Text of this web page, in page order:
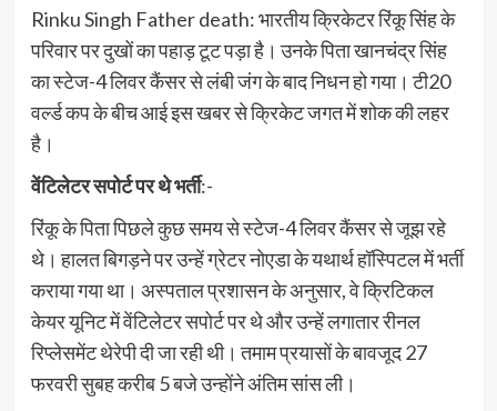
Rinku Singh Father death: भारतीय क्रिकेटर र‍िंकू सिंह के
परिवार पर दुखों का पहाड़ टूट पड़ा है। उनके पिता खानचंद्र स‍िंह
का स्टेज-4 लिवर कैंसर से लंबी जंग के बाद निधन हो गया। टी20
वर्ल्ड कप के बीच आई इस खबर से क्रिकेट जगत में शोक की लहर
है।
वेंटिलेटर सपोर्ट पर थे भर्ती:-
रिंकू के पिता पिछले कुछ समय से स्टेज-4 लिवर कैंसर से जूझ रहे
थे। हालत बिगड़ने पर उन्हें ग्रेटर नोएडा के यथार्थ हॉस्पिटल में भर्ती
कराया गया था। अस्पताल प्रशासन के अनुसार, वे क्रिटिकल
केयर यूनिट में वेंटिलेटर सपोर्ट पर थे और उन्हें लगातार रीनल
रिप्लेसमेंट थेरेपी दी जा रही थी। तमाम प्रयासों के बावजूद 27
फरवरी सुबह करीब 5 बजे उन्होंने अंतिम सांस ली।